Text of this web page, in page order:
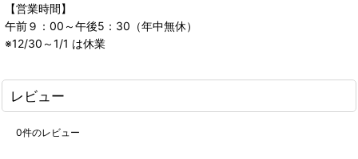
【営業時間】
午前９：00～午後5：30（年中無休）
※12/30～1/1 は休業
レビュー
0件のレビュー